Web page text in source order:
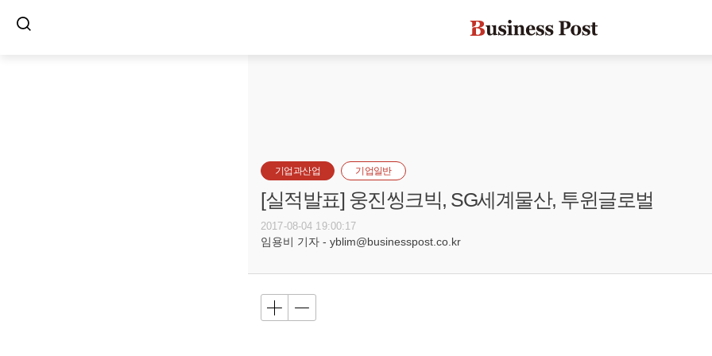
기업과산업 기업일반
[실적발표] 웅진씽크빅, SG세계물산, 투윈글로벌
2017-08-04 19:00:17
임용비 기자 - yblim@businesspost.co.kr